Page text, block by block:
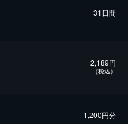
31日間
2,189円
（税込）
1,200円分